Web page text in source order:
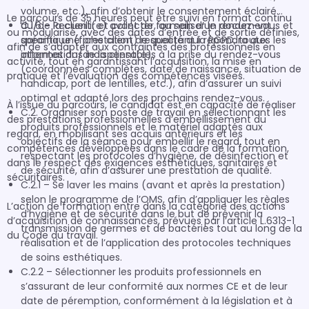
Le parcours de 35 heures peut être suivi en format continu
ou modularisé, avec des dates d’entrée et de sortie définies,
afin de s’adapter aux contraintes des professionnels en
activité, tout en garantissant l’acquisition, la mise en
pratique et l’évaluation des compétences visées.
À l’issue du parcours, le candidat est en capacité de réaliser
des prestations professionnelles d’embellissement du
regard, en mobilisant ses acquis antérieurs et les
compétences développées dans le cadre de la formation,
dans le respect des exigences esthétiques, sanitaires et
sécuritaires.
L’action de formation entre dans la catégorie des actions
d’acquisition de connaissances, prévues par l’article L.6313-1
du Code du travail.
volume, etc.), afin d’obtenir le consentement éclairé
du/de la client(e) avant de formaliser le rendez-vous et
garantir une prestation de qualité qui répondra aux
attentes du/de la client(e).
C.1.6 – Recueillir et collecter, au sein d’un document
spécifique (fiche client) respectant la RGPD, toutes les
informations indispensables à la prise du rendez-vous
(coordonnées complètes, date de naissance, situation de
handicap, port de lentilles, etc.), afin d’assurer un suivi
optimal et adapté lors des prochains rendez-vous.
C.2. Organiser son poste de travail en sélectionnant les
produits professionnels et le matériel adaptés aux
objectifs de la séance pour embellir le regard, tout en
respectant les protocoles d’hygiène, de désinfection et
de sécurité, afin d’assurer une prestation de qualité.
C.2.1 – Se laver les mains (avant et après la prestation)
selon le programme de l’OMS, afin d’appliquer les règles
d’hygiène et de sécurité dans le but de prévenir la
transmission de germes et de bactéries tout au long de la
réalisation et de l’application des protocoles techniques
de soins esthétiques.
C.2.2 – Sélectionner les produits professionnels en
s’assurant de leur conformité aux normes CE et de leur
date de péremption, conformément à la législation et à